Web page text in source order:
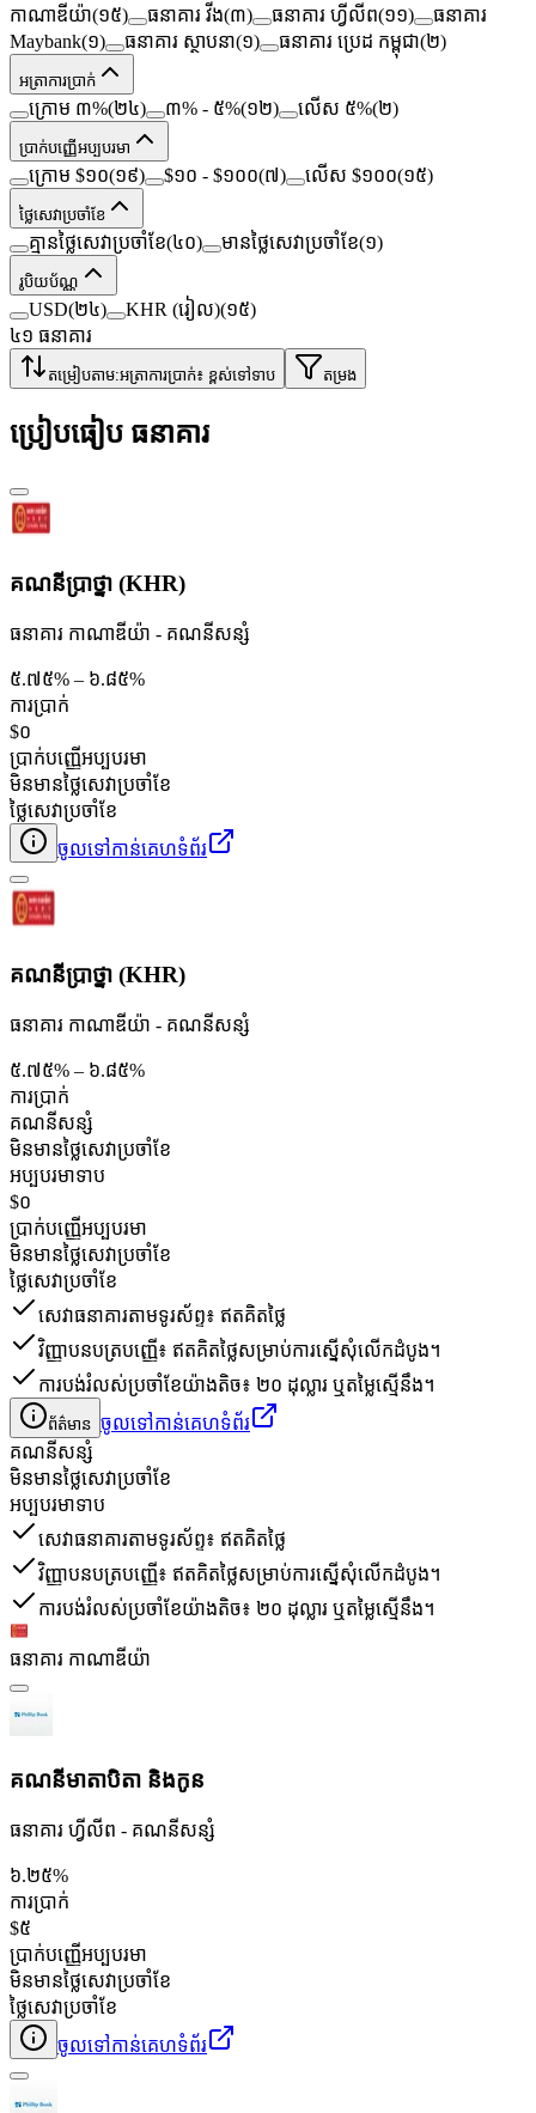
កាណាឌីយ៉ា(១៥) ធនាគារ វីង(៣) ធនាគារ ហ្វីលីព(១១)
ធនាគារ
Maybank(១) ធនាគារ ស្ថាបនា(១) ធនាគារ ប្រេដ កម្ពុជា(២)
អត្រា​ការប្រាក់
ក្រោម ៣%(២៤) ៣% - ៥%(១២) លើស ៥%(២)
ប្រាក់​បញ្ញើ​អប្បបរមា
ក្រោម $១០(១៩) $១០ - $១០០(៧) លើស $១០០(១៥)
ថ្លៃសេវា​ប្រចាំខែ
គ្មាន​ថ្លៃសេវា​ប្រចាំខែ(៤០) មាន​ថ្លៃសេវា​ប្រចាំខែ(១)
រូបិយប័ណ្ណ
USD(២៤) KHR (រៀល)(១៥)
៤១ ធនាគារ
តម្រៀបតាម:អត្រា​ការប្រាក់​៖ ខ្ពស់​ទៅ​ទាប តម្រង
ប្រៀបធៀប ធនាគារ
គណនីប្រាថ្នា (KHR)
ធនាគារ កាណាឌីយ៉ា - គណនី​សន្សំ
៥.៧៥% – ៦.៨៥%
ការប្រាក់
$០
ប្រាក់បញ្ញើអប្បបរមា
មិនមានថ្លៃសេវាប្រចាំខែ
ថ្លៃសេវាប្រចាំខែ
ចូលទៅកាន់គេហទំព័រ
គណនីប្រាថ្នា (KHR)
ធនាគារ កាណាឌីយ៉ា - គណនី​សន្សំ
៥.៧៥% – ៦.៨៥%
ការប្រាក់
គណនី​សន្សំ
មិនមានថ្លៃសេវាប្រចាំខែ
អប្បបរមាទាប
$០
ប្រាក់បញ្ញើអប្បបរមា
មិនមានថ្លៃសេវាប្រចាំខែ
ថ្លៃសេវាប្រចាំខែ
សេវាធនាគារតាមទូរស័ព្ទ៖ ឥតគិតថ្លៃ
វិញ្ញាបនបត្របញ្ញើ៖ ឥតគិតថ្លៃសម្រាប់ការស្នើសុំលើកដំបូង។
ការបង់រំលស់ប្រចាំខែយ៉ាងតិច៖ ២០ ដុល្លារ ឬតម្លៃស្មើនឹង។
ព័ត៌មាន ចូលទៅកាន់គេហទំព័រ
គណនី​សន្សំ
មិនមានថ្លៃសេវាប្រចាំខែ
អប្បបរមាទាប
សេវាធនាគារតាមទូរស័ព្ទ៖ ឥតគិតថ្លៃ
វិញ្ញាបនបត្របញ្ញើ៖ ឥតគិតថ្លៃសម្រាប់ការស្នើសុំលើកដំបូង។
ការបង់រំលស់ប្រចាំខែយ៉ាងតិច៖ ២០ ដុល្លារ ឬតម្លៃស្មើនឹង។
ធនាគារ កាណាឌីយ៉ា
គណនីមាតាបិតា និងកូន
ធនាគារ ហ្វីលីព - គណនី​សន្សំ
៦.២៥%
ការប្រាក់
$៥
ប្រាក់បញ្ញើអប្បបរមា
មិនមានថ្លៃសេវាប្រចាំខែ
ថ្លៃសេវាប្រចាំខែ
ចូលទៅកាន់គេហទំព័រ